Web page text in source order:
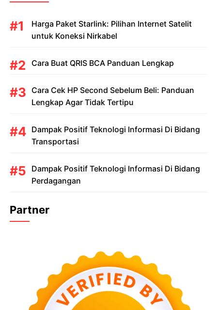
Harga Paket Starlink: Pilihan Internet Satelit
untuk Koneksi Nirkabel
Cara Buat QRIS BCA Panduan Lengkap
Cara Cek HP Second Sebelum Beli: Panduan
Lengkap Agar Tidak Tertipu
Dampak Positif Teknologi Informasi Di Bidang
Transportasi
Dampak Positif Teknologi Informasi Di Bidang
Perdagangan
Partner